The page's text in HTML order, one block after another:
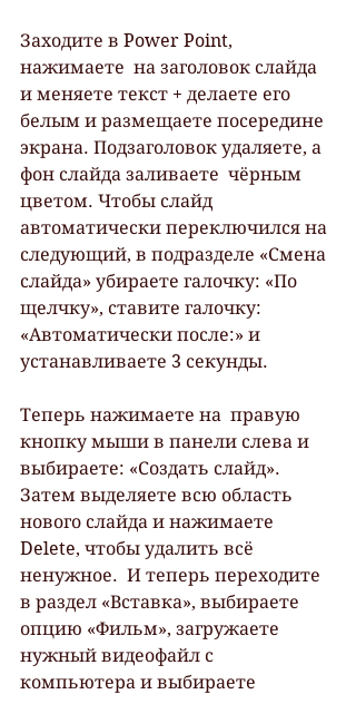
Заходите в Power Point,
нажимаете  на заголовок слайда
и меняете текст + делаете его
белым и размещаете посередине
экрана. Подзаголовок удаляете, а
фон слайда заливаете  чёрным
цветом. Чтобы слайд
автоматически переключился на
следующий, в подразделе «Смена
слайда» убираете галочку: «По
щелчку», ставите галочку:
«Автоматически после:» и
устанавливаете 3 секунды.
Теперь нажимаете на  правую
кнопку мыши в панели слева и
выбираете: «Создать слайд».
Затем выделяете всю область
нового слайда и нажимаете
Delete, чтобы удалить всё
ненужное.  И теперь переходите
в раздел «Вставка», выбираете
опцию «Фильм», загружаете
нужный видеофайл с
компьютера и выбираете